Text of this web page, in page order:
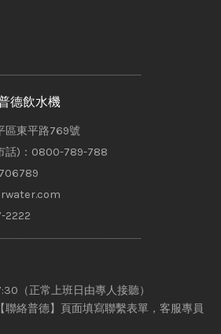
德飲水機
區東平路769號
話)：0800-789-788
2222
（正常上班日由專人接聽）
聯絡普德】頁面填寫聯繫表單，客服專員